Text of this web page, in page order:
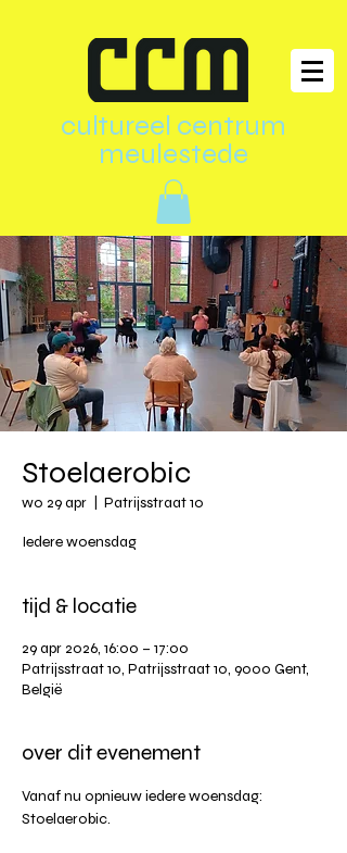
cultureel centrum
meulestede
Stoelaerobic
wo 29 apr Patrijsstraat 10
Iedere woensdag
tijd & locatie
29 apr 2026, 16:00 – 17:00
Patrijsstraat 10, Patrijsstraat 10, 9000 Gent,
België
over dit evenement
Vanaf nu opnieuw iedere woensdag:
Stoelaerobic.